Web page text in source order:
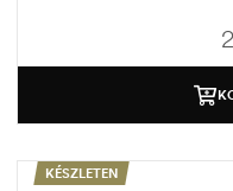
KÉSZLETEN